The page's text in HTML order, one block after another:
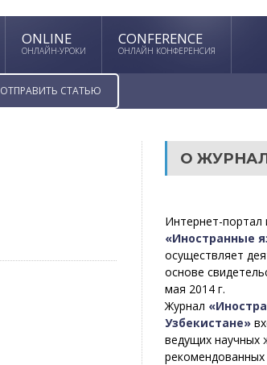
ONLINE
ОНЛАЙН-УРОКИ
CONFERENCE
ОНЛАЙН КОНФЕРЕНСИЯ
ОТПРАВИТЬ СТАТЬЮ
О
Интернет-портал
«Иностранные
осуществляет
основе
мая 2014 г.
Журнал
Узбекистане»
ведущих научных